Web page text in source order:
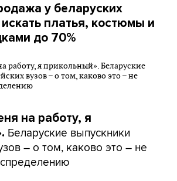
у беларуских
платья, костюмы и
до 70%
на работу, я
Беларуские выпускники
– о том, каково это – не